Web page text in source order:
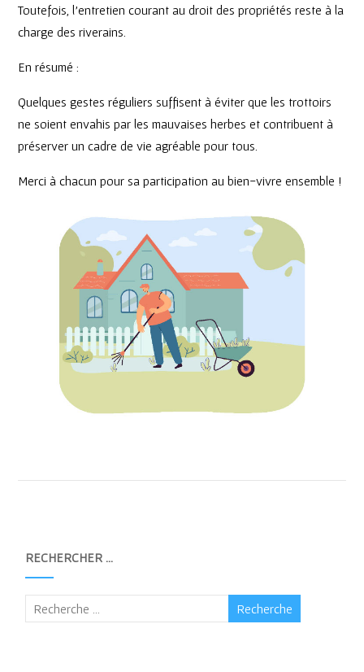
Toutefois, l’entretien courant au droit des propriétés reste à la
charge des riverains.
En résumé :
Quelques gestes réguliers suffisent à éviter que les trottoirs
ne soient envahis par les mauvaises herbes et contribuent à
préserver un cadre de vie agréable pour tous.
Merci à chacun pour sa participation au bien-vivre ensemble !
RECHERCHER …